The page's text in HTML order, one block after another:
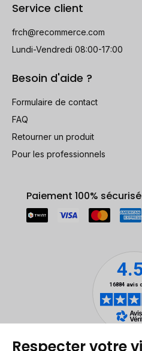
Service client
frch@recommerce.com
Lundi-Vendredi 08:00-17:00
Besoin d'aide ?
Formulaire de contact
FAQ
Retourner un produit
Pour les professionnels
Paiement 100% sécurisé